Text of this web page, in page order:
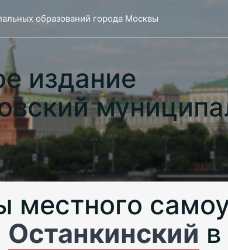
образований города Москвы
издание
местного
Останкинский